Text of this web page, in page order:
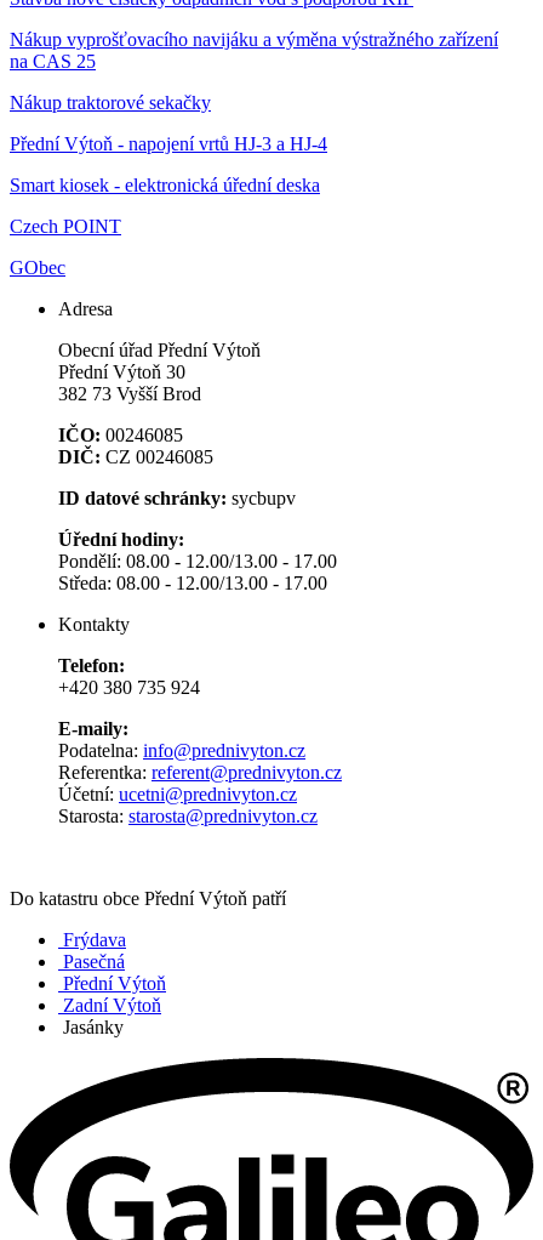
Nákup vyprošťovacího navijáku a výměna výstražného zařízení
na CAS 25
Nákup traktorové sekačky
Přední Výtoň - napojení vrtů HJ-3 a HJ-4
Smart kiosek - elektronická úřední deska
Czech POINT
GObec
Adresa
Obecní úřad Přední Výtoň
Přední Výtoň 30
382 73 Vyšší Brod
IČO: 00246085
DIČ: CZ 00246085
ID datové schránky: sycbupv
Úřední hodiny:
Pondělí: 08.00 - 12.00/13.00 - 17.00
Středa: 08.00 - 12.00/13.00 - 17.00
Kontakty
Telefon:
+420 380 735 924
E-maily:
Podatelna: info@prednivyton.cz
Referentka: referent@prednivyton.cz
Účetní: ucetni@prednivyton.cz
Starosta: starosta@prednivyton.cz
Do katastru obce Přední Výtoň patří
Frýdava
Pasečná
Přední Výtoň
Zadní Výtoň
Jasánky